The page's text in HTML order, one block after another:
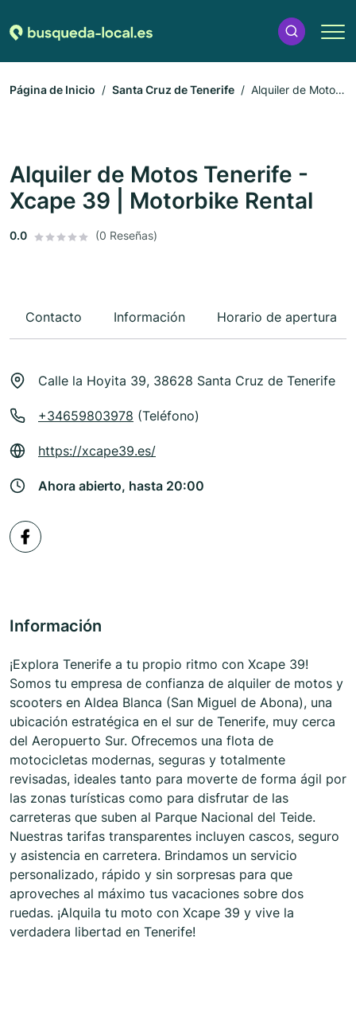
Página de Inicio Santa Cruz de Tenerife
Alquiler de Motos
Alquiler de Motos Tenerife -
Xcape 39 | Motorbike Rental
0.0 (0 Reseñas)
Contacto Información Horario de apertura
Calle la Hoyita 39, 38628 Santa Cruz de Tenerife
+34659803978 (Teléfono)
https://xcape39.es/
Ahora abierto, hasta 20:00
Información
¡Explora Tenerife a tu propio ritmo con Xcape 39!
Somos tu empresa de confianza de alquiler de motos y
scooters en Aldea Blanca (San Miguel de Abona), una
ubicación estratégica en el sur de Tenerife, muy cerca
del Aeropuerto Sur. Ofrecemos una flota de
motocicletas modernas, seguras y totalmente
revisadas, ideales tanto para moverte de forma ágil por
las zonas turísticas como para disfrutar de las
carreteras que suben al Parque Nacional del Teide.
Nuestras tarifas transparentes incluyen cascos, seguro
y asistencia en carretera. Brindamos un servicio
personalizado, rápido y sin sorpresas para que
aproveches al máximo tus vacaciones sobre dos
ruedas. ¡Alquila tu moto con Xcape 39 y vive la
verdadera libertad en Tenerife!